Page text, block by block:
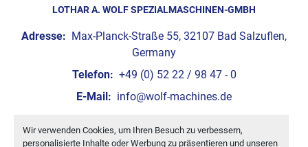
Wir verwenden Cookies, um Ihren Besuch zu verbessern,
personalisierte Inhalte oder Werbung zu präsentieren und unseren
LOTHAR A. WOLF SPEZIALMASCHINEN-GMBH
Adresse: Max-Planck-Straße 55, 32107 Bad Salzuflen,
Germany
Telefon: +49 (0) 52 22 / 98 47 - 0
E-Mail: info@wolf-machines.de
Cookie-Einstellungen